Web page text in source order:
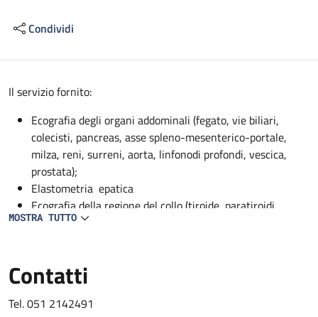
Condividi
Descrizione
Il servizio fornito:
Ecografia degli organi addominali (fegato, vie biliari,
colecisti, pancreas, asse spleno-mesenterico-portale,
milza, reni, surreni, aorta, linfonodi profondi, vescica,
prostata);
Elastometria epatica
Ecografia della regione del collo (tiroide, paratiroidi,
ghiandole sottomandibolari, parotidi);
arteria epatica, arteria mesenterica superiore, arteria
EcocolorDoppler dei vasi del collo (carotidi, vertebrali,
MOSTRA TUTTO
Contatti
Tel. 051 2142491